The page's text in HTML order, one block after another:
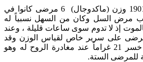
ففي تجربة أجراها عام 1901 وزن (ماكدوجال) 6 مرضى كانوا في
مرض السل وكان من السهل نسبياً له
إذ لا تدوم سوى ساعات قليلة ، وعند
على سرير خاص لقياس الوزن وقد
توصلوا لنتائج أن الجسد خسر 21 غراماً عند مغادرة الروح له وهو
للمرضى الستة.